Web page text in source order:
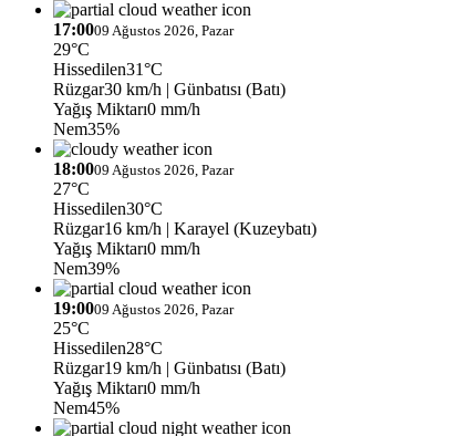
17:0009 Ağustos 2026, Pazar
29°C
Hissedilen31°C
Rüzgar30 km/h | Günbatısı (Batı)
Yağış Miktarı0 mm/h
Nem35%
18:0009 Ağustos 2026, Pazar
27°C
Hissedilen30°C
Rüzgar16 km/h | Karayel (Kuzeybatı)
Yağış Miktarı0 mm/h
Nem39%
19:0009 Ağustos 2026, Pazar
25°C
Hissedilen28°C
Rüzgar19 km/h | Günbatısı (Batı)
Yağış Miktarı0 mm/h
Nem45%